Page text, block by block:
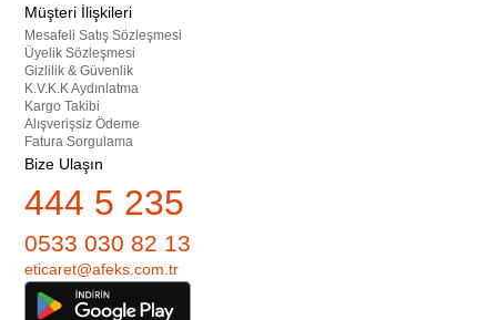
Müşteri İlişkileri
Mesafeli Satış Sözleşmesi
Üyelik Sözleşmesi
Gizlilik & Güvenlik
K.V.K.K Aydınlatma
Kargo Takibi
Alışverişsiz Ödeme
Fatura Sorgulama
Bize Ulaşın
444 5 235
0533 030 82 13
eticaret@afeks.com.tr